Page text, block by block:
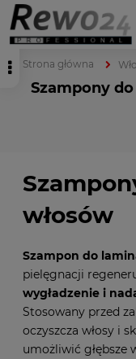
Strona główna
Szampony
włosów
Szampon do
pielęgnacji
wygładzenie i
Stosowany przed
oczyszcza włosy i
umożliwić głębsze